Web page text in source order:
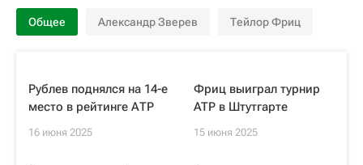
Общее Александр Зверев Тейлор Фриц
Рублев поднялся на 14-е
место в рейтинге АТР
16 июня 2025
Фриц выиграл турнир
ATP в Штутгарте
15 июня 2025